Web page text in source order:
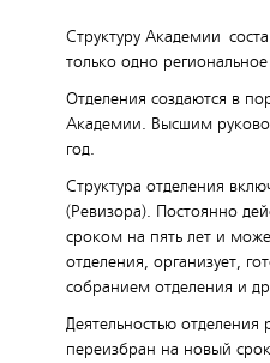
Структуру Академии
только одно
Отделения создаются в
Академии. Высшим
год.
Структура отделения
(Ревизора). Постоянно
сроком на пять лет и
отделения, организует,
собранием отделения и
Деятельностью
переизбран на новый